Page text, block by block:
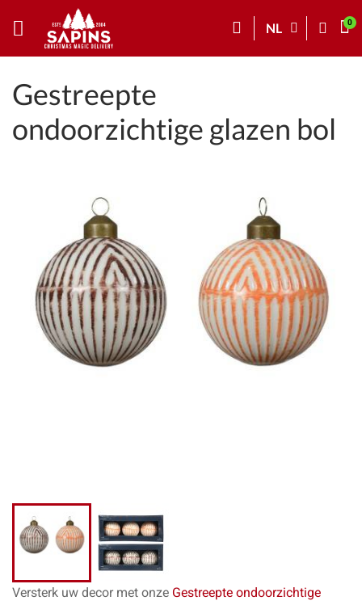
NL
Gestreepte
ondoorzichtige glazen bol
Versterk uw decor met onze Gestreepte ondoorzichtige